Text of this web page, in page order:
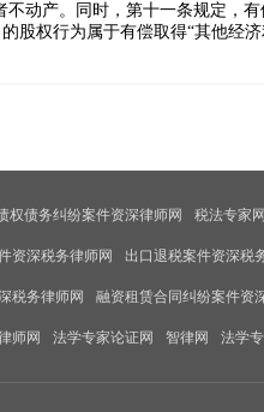
不动产。同时，第十一条规定，
股权行为属于有偿取得“其他经
权债务纠纷案件资深律师网 税法专家
资深税务律师网 出口退税案件资深税
税务律师网 融资租赁合同纠纷案件资
师网 法学专家论证网 智律网 法学